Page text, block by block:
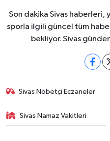
Son dakika Sivas
sporla ilgili güncel tüm
bekliyor. Sivas
Sivas Nöbetçi Eczaneler
Sivas Namaz Vakitleri